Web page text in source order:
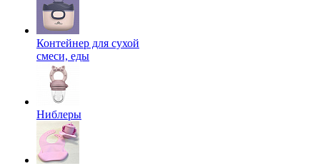
Контейнер для сухой
смеси, еды
Ниблеры